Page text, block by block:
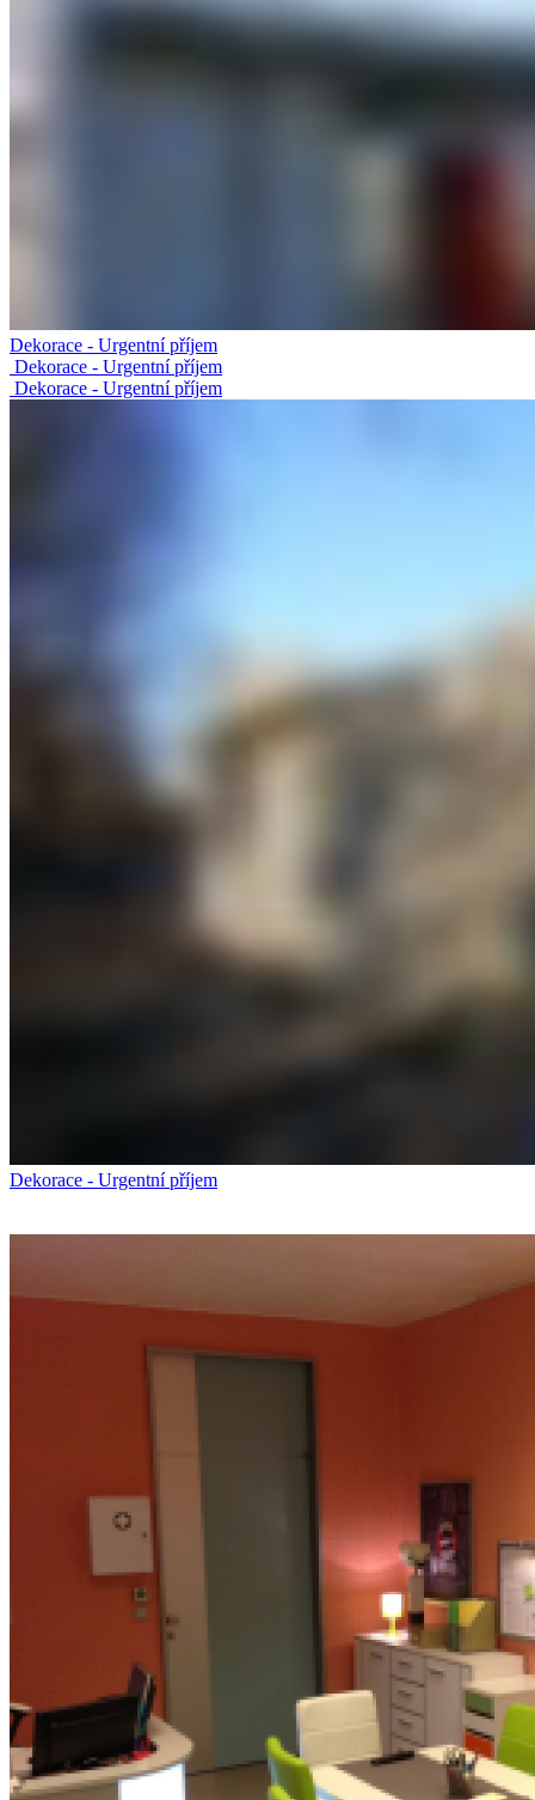
Dekorace - Urgentní příjem
Dekorace - Urgentní příjem
Dekorace - Urgentní příjem
Dekorace - Urgentní příjem